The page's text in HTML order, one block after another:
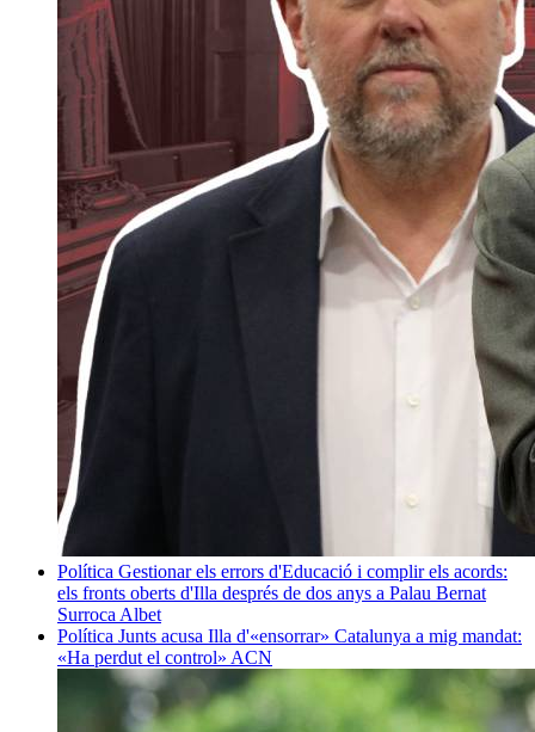
Política Gestionar els errors d'Educació i complir els acords:
els fronts oberts d'Illa després de dos anys a Palau Bernat
Surroca Albet
Política Junts acusa Illa d'«ensorrar» Catalunya a mig mandat:
«Ha perdut el control» ACN